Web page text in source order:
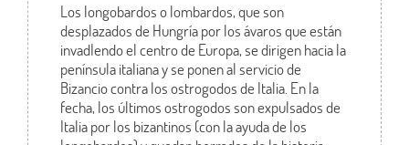
Los longobardos o lombardos, que son
desplazados de Hungría por los ávaros que están
invadIendo el centro de Europa, se dirigen hacia la
península italiana y se ponen al servicio de
Bizancio contra los ostrogodos de Italia. En la
fecha, los últimos ostrogodos son expulsados de
Italia por los bizantinos (con la ayuda de los